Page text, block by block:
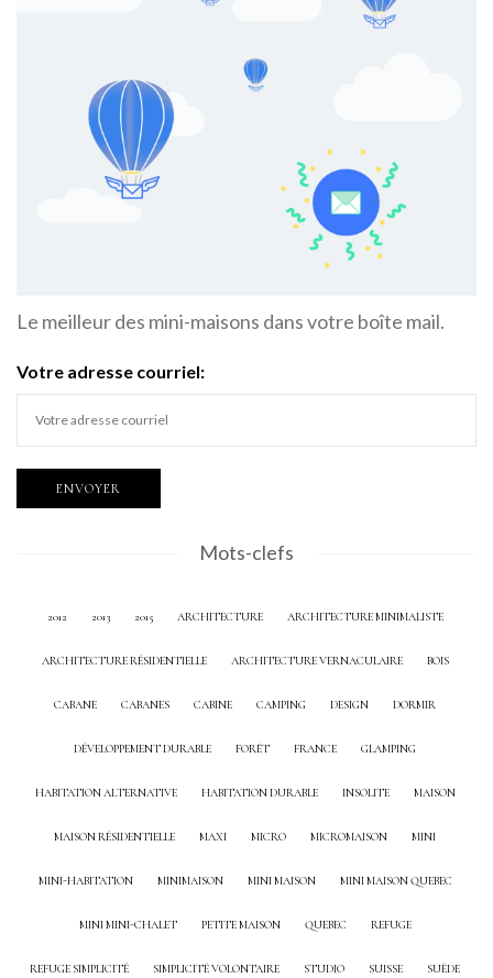
Le meilleur des mini-maisons dans votre boîte mail.
Votre adresse courriel:
Mots-clefs
2012 2013 2015 ARCHITECTURE ARCHITECTURE MINIMALISTE
ARCHITECTURE RÉSIDENTIELLE ARCHITECTURE VERNACULAIRE BOIS
CABANE CABANES CABINE CAMPING DESIGN DORMIR
DÉVELOPPEMENT DURABLE FORÊT FRANCE GLAMPING
HABITATION ALTERNATIVE HABITATION DURABLE INSOLITE MAISON
MAISON RÉSIDENTIELLE MAXI MICRO MICROMAISON MINI
MINI-HABITATION MINIMAISON MINI MAISON MINI MAISON QUEBEC
MINI MINI-CHALET PETITE MAISON QUEBEC REFUGE
REFUGE SIMPLICITÉ SIMPLICITÉ VOLONTAIRE STUDIO SUISSE SUÈDE